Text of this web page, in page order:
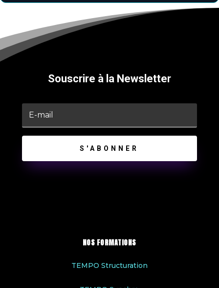
Souscrire à la Newsletter
S'ABONNER
NOS FORMATIONS
TEMPO Structuration